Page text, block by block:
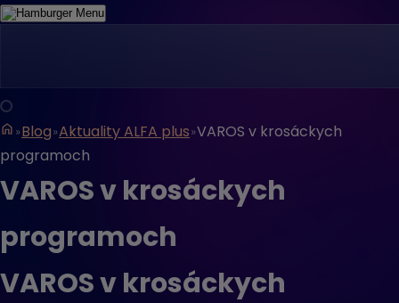
Menu
Blog Aktuality ALFA plus VAROS v krosáckych
programoch
VAROS v krosáckych
programoch
VAROS v krosáckych